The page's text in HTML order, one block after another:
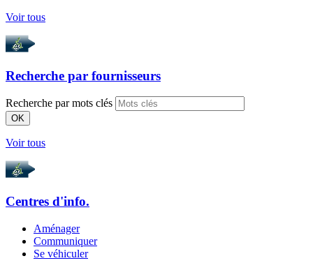
Voir tous
Recherche par fournisseurs
Recherche par mots clés
OK
Voir tous
Centres d'info.
Aménager
Communiquer
Se véhiculer